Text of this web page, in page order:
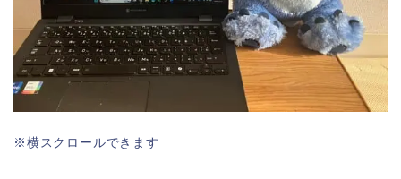
※横スクロールできます